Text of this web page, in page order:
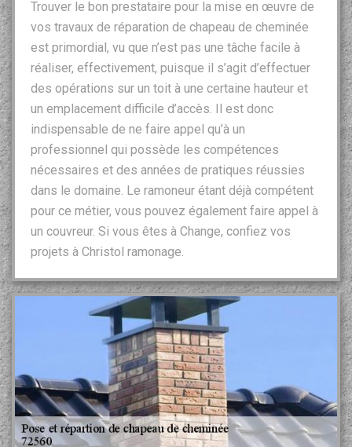
Trouver le bon prestataire pour la mise en œuvre de
vos travaux de réparation de chapeau de cheminée
est primordial, vu que n’est pas une tâche facile à
réaliser, effectivement, puisque il s’agit d’effectuer
des opérations sur un toit à une certaine hauteur et
un emplacement difficile d’accès. Il est donc
indispensable de ne faire appel qu’à un
professionnel qui possède les compétences
nécessaires et des années de pratiques réussies
dans le domaine. Le ramoneur étant déjà compétent
pour ce métier, vous pouvez également faire appel à
un couvreur. Si vous êtes à Change, confiez vos
projets à Christol ramonage.